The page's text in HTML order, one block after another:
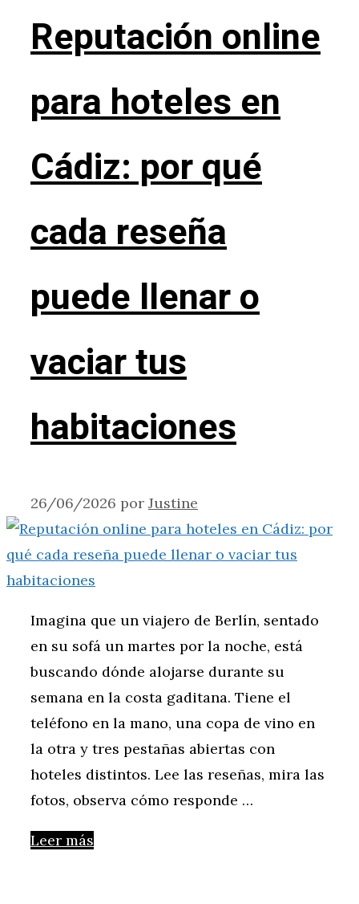
Reputación online
para hoteles en
Cádiz: por qué
cada reseña
puede llenar o
vaciar tus
habitaciones
26/06/2026 por Justine
Imagina que un viajero de Berlín, sentado
en su sofá un martes por la noche, está
buscando dónde alojarse durante su
semana en la costa gaditana. Tiene el
teléfono en la mano, una copa de vino en
la otra y tres pestañas abiertas con
hoteles distintos. Lee las reseñas, mira las
fotos, observa cómo responde …
Leer más